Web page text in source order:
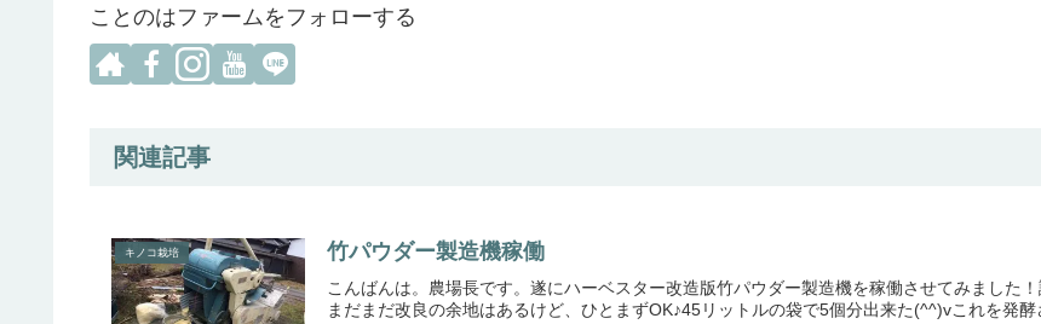
ことのはファームをフォローする
関連記事
キノコ栽培 竹パウダー製造機稼働
こんばんは。農場長です。遂にハーベスター改造版竹パウダー製造機を稼働させてみました
まだまだ改良の余地はあるけど、ひとまずOK♪45リットルの袋で5個分出来た(^^)vこれを発酵